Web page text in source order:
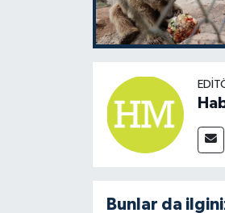
Bunlar da